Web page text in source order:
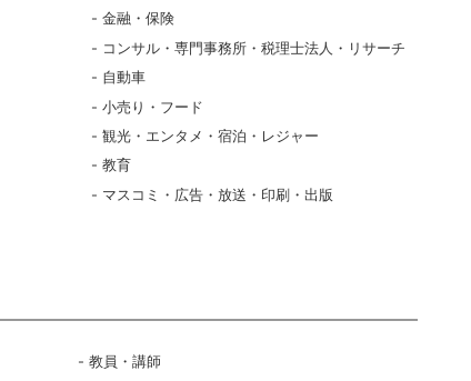
金融・保険
コンサル・専門事務所・税理士法人・リサーチ
自動車
小売り・フード
観光・エンタメ・宿泊・レジャー
教育
マスコミ・広告・放送・印刷・出版
教員・講師